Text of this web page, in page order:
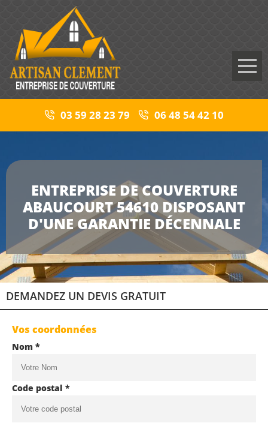
03 59 28 23 79 06 48 54 42 10
ENTREPRISE DE COUVERTURE
ABAUCOURT 54610 DISPOSANT
D'UNE GARANTIE DÉCENNALE
DEMANDEZ UN DEVIS GRATUIT
Vos coordonnées
Nom *
Code postal *